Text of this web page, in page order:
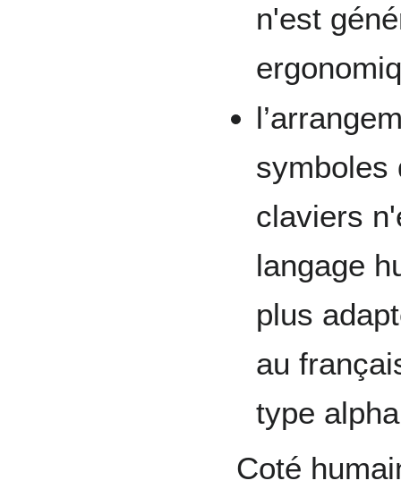
n'est
symboles
claviers
langage
plus
au
type
Coté